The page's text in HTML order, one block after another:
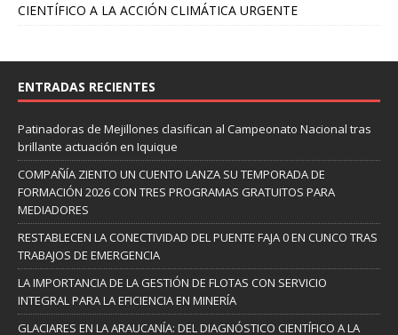
CIENTÍFICO A LA ACCIÓN CLIMÁTICA URGENTE
ENTRADAS RECIENTES
Patinadoras de Mejillones clasifican al Campeonato Nacional tras
brillante actuación en Iquique
COMPAÑÍA ZIENTO UN CUENTO LANZA SU TEMPORADA DE
FORMACIÓN 2026 CON TRES PROGRAMAS GRATUITOS PARA
MEDIADORES
RESTABLECEN LA CONECTIVIDAD DEL PUENTE FAJA 0 EN CUNCO TRAS
TRABAJOS DE EMERGENCIA
LA IMPORTANCIA DE LA GESTIÓN DE FLOTAS CON SERVICIO
INTEGRAL PARA LA EFICIENCIA EN MINERÍA
GLACIARES EN LA ARAUCANÍA: DEL DIAGNÓSTICO CIENTÍFICO A LA